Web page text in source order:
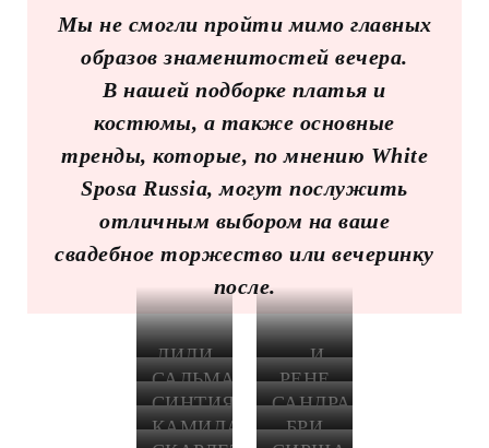
Мы не смогли пройти мимо главных
образов знаменитостей вечера.
В нашей подборке платья и
костюмы, а также основные
тренды, которые, по мнению White
Sposa Russia, могут послужить
отличным выбором на ваше
свадебное торжество или вечеринку
после.
ЛИЛИ
ОЛДРИДЖ
В
RALPH
… И
УКРАШЕНИЯХ
BVLGARI
САЛЬМА
ХАЙЕК
В
РЕНЕ
ЗЕЛЛВЕГЕР
В
СИНТИЯ
ЭРИВО
САНДРА
О В
КАМИЛА
БРИ